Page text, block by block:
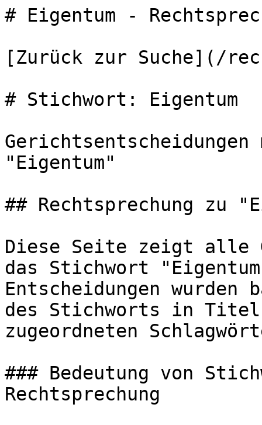
# Eigentum -
[Zurück zur Suche](/
# Stichwort: Eigentum
"Eigentum"
## Rechtsprechung zu
Diese Seite zeigt alle
das Stichwort
Entscheidungen wurden
des Stichworts in Titel,
zugeordneten
### Bedeutung von
Rechtsprechung